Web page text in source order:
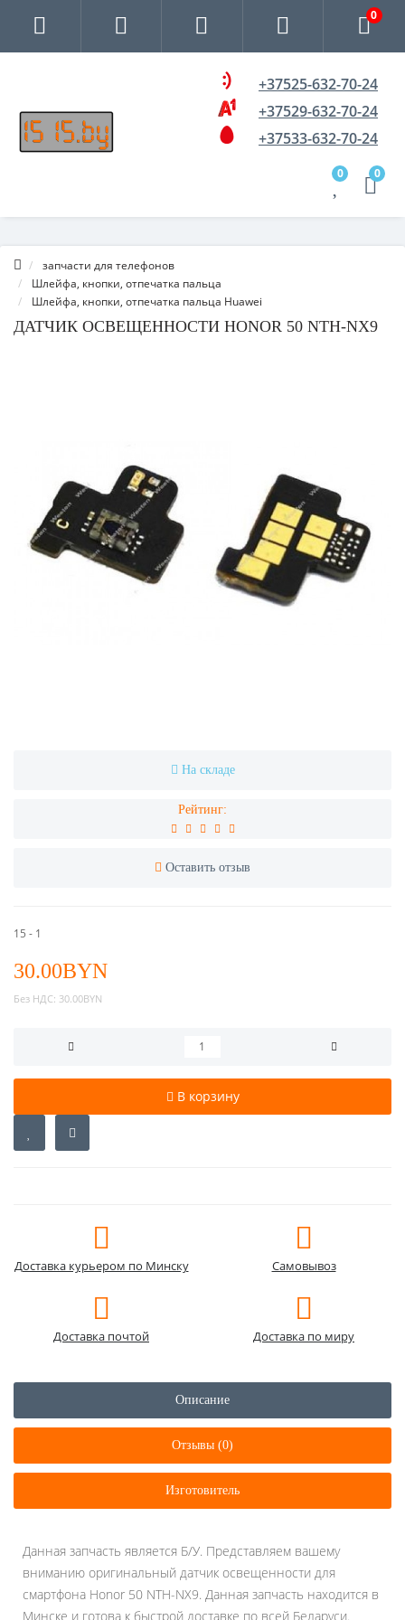
0
+37525-632-70-24
+37529-632-70-24
+37533-632-70-24
0 0
запчасти для телефонов
Шлейфа, кнопки, отпечатка пальца
Шлейфа, кнопки, отпечатка пальца Huawei
ДАТЧИК ОСВЕЩЕННОСТИ HONOR 50 NTH-NX9
На складе
Рейтинг:
Оставить отзыв
15 - 1
30.00BYN
Без НДС: 30.00BYN
В корзину
Доставка курьером по Минску Самовывоз
Доставка почтой Доставка по миру
Описание
Отзывы (0)
Изготовитель
Данная запчасть является Б/У. Представляем вашему
вниманию оригинальный датчик освещенности для
смартфона Honor 50 NTH-NX9. Данная запчасть находится в
Минске и готова к быстрой доставке по всей Беларуси.